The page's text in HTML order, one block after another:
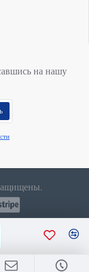
на нашу